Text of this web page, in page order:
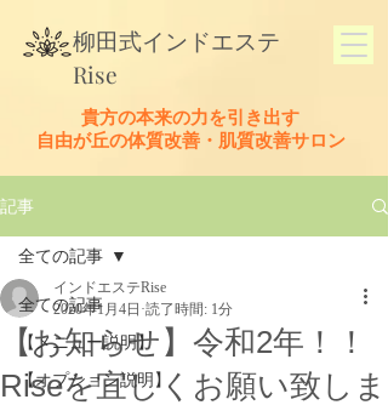
貴方の本来の力を引き出す
​自由が丘の体質改善・肌質改善サロン
​柳田式インドエステ
Rise
記事
全ての記事
【メニュー説明】
【オプション説明】
全ての記事
【お知らせ】令和2年！！
Riseを宜しくお願い致しま
インドエステRise
2020年1月4日 読了時間: 1分